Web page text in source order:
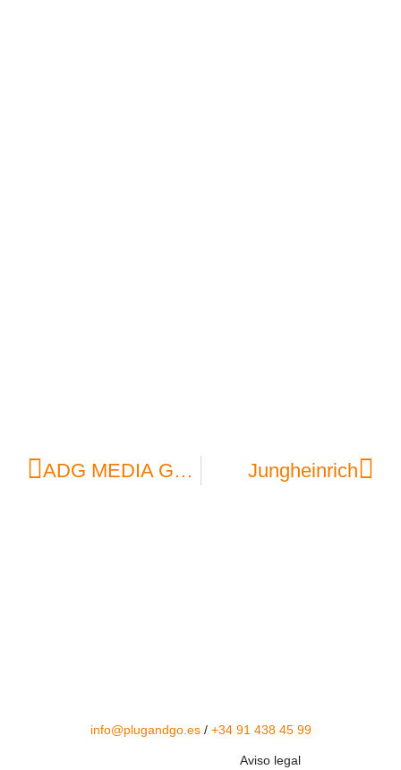
ADG MEDIA GROUP Jungheinrich
info@plugandgo.es / +34 91 438 45 99
Aviso legal